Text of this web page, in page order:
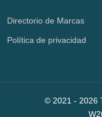
Directorio de Marcas
Política de privacidad
© 2021 - 2026